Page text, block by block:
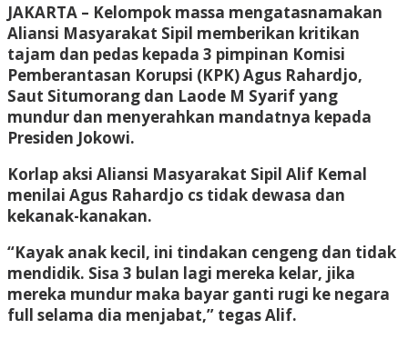
JAKARTA – Kelompok massa mengatasnamakan
Aliansi Masyarakat Sipil memberikan kritikan
tajam dan pedas kepada 3 pimpinan Komisi
Pemberantasan Korupsi (KPK) Agus Rahardjo,
Saut Situmorang dan Laode M Syarif yang
mundur dan menyerahkan mandatnya kepada
Presiden Jokowi.
Korlap aksi Aliansi Masyarakat Sipil Alif Kemal
menilai Agus Rahardjo cs tidak dewasa dan
kekanak-kanakan.
“Kayak anak kecil, ini tindakan cengeng dan tidak
mendidik. Sisa 3 bulan lagi mereka kelar, jika
mereka mundur maka bayar ganti rugi ke negara
full selama dia menjabat,” tegas Alif.